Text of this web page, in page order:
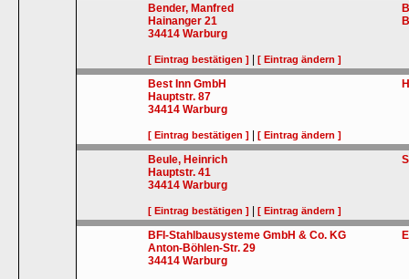
Bender, Manfred
Hainanger 21
34414 Warburg
[ Eintrag bestätigen ] |[ Eintrag ändern ]
Best Inn GmbH
Hauptstr. 87
34414 Warburg
[ Eintrag bestätigen ] |[ Eintrag ändern ]
Beule, Heinrich
Hauptstr. 41
34414 Warburg
[ Eintrag bestätigen ] |[ Eintrag ändern ]
BFI-Stahlbausysteme GmbH & Co. KG
Anton-Böhlen-Str. 29
34414 Warburg